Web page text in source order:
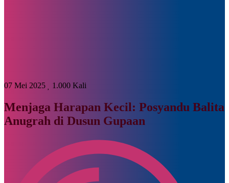
07 Mei 2025 1.000 Kali
Menjaga Harapan Kecil: Posyandu Balita
Anugrah di Dusun Gupaan